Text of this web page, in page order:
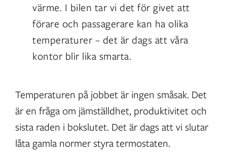
värme. I bilen tar vi det för givet att
förare och passagerare kan ha olika
temperaturer – det är dags att våra
kontor blir lika smarta.
Temperaturen på jobbet är ingen småsak. Det
är en fråga om jämställdhet, produktivitet och
sista raden i bokslutet. Det är dags att vi slutar
låta gamla normer styra termostaten.